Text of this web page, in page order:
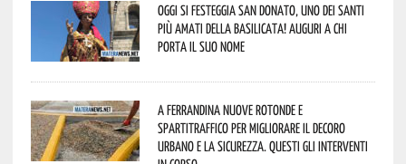
Oggi si festeggia San Donato, uno dei Santi
più amati della Basilicata! Auguri a chi
porta il suo nome
A Ferrandina nuove rotonde e
spartitraffico per migliorare il decoro
urbano e la sicurezza. Questi gli interventi